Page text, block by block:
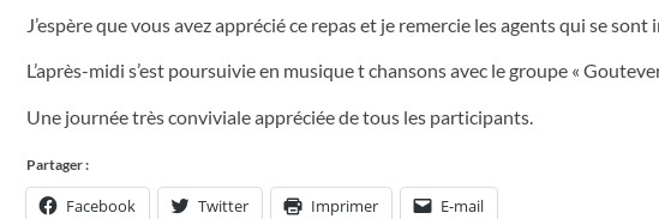
J’espère que vous avez apprécié ce repas et je remercie les agents qui se
L’après-midi s’est poursuivie en musique t chansons avec le groupe «
Une journée très conviviale appréciée de tous les participants.
Partager :
Facebook Twitter Imprimer E-mail